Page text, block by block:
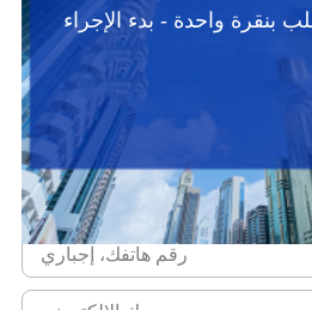
بنقرة واحدة - بدء الإجراء